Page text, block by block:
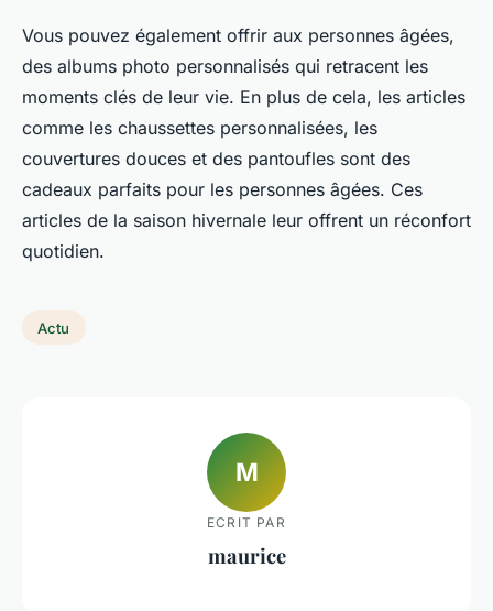
Vous pouvez également offrir aux personnes âgées,
des albums photo personnalisés qui retracent les
moments clés de leur vie. En plus de cela, les articles
comme les chaussettes personnalisées, les
couvertures douces et des pantoufles sont des
cadeaux parfaits pour les personnes âgées. Ces
articles de la saison hivernale leur offrent un réconfort
quotidien.
Actu
M
ECRIT PAR
maurice